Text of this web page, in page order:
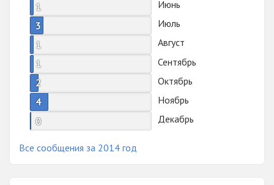
1
Июнь
3
Июль
1
Август
1
Сентябрь
2
Октябрь
4
Ноябрь
0
Декабрь
Все сообщения за 2014 год